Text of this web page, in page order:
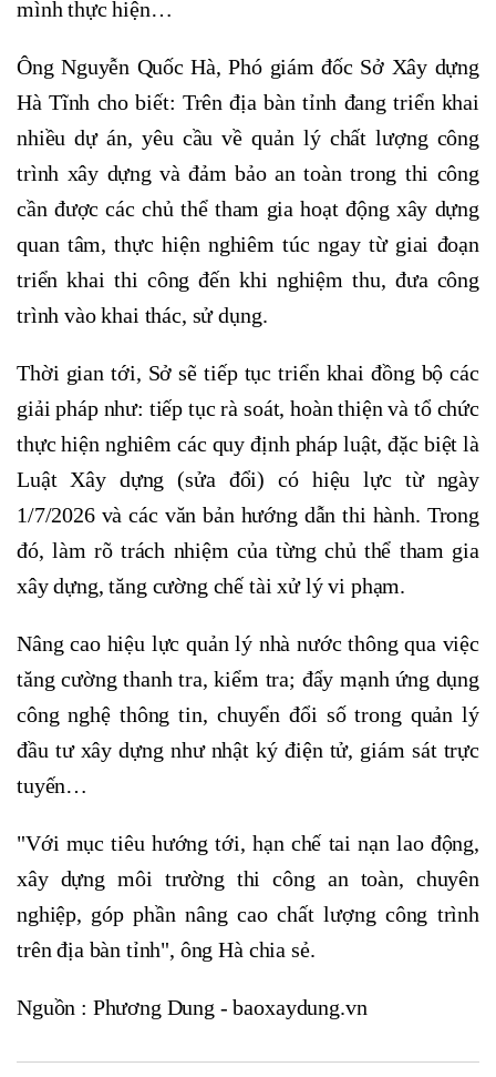
mình thực hiện…
Ông Nguyễn Quốc Hà, Phó giám đốc Sở Xây dựng
Hà Tĩnh cho biết: Trên địa bàn tỉnh đang triển khai
nhiều dự án, yêu cầu về quản lý chất lượng công
trình xây dựng và đảm bảo an toàn trong thi công
cần được các chủ thể tham gia hoạt động xây dựng
quan tâm, thực hiện nghiêm túc ngay từ giai đoạn
triển khai thi công đến khi nghiệm thu, đưa công
trình vào khai thác, sử dụng.
Thời gian tới, Sở sẽ tiếp tục triển khai đồng bộ các
giải pháp như: tiếp tục rà soát, hoàn thiện và tổ chức
thực hiện nghiêm các quy định pháp luật, đặc biệt là
Luật Xây dựng (sửa đổi) có hiệu lực từ ngày
1/7/2026 và các văn bản hướng dẫn thi hành. Trong
đó, làm rõ trách nhiệm của từng chủ thể tham gia
xây dựng, tăng cường chế tài xử lý vi phạm.
Nâng cao hiệu lực quản lý nhà nước thông qua việc
tăng cường thanh tra, kiểm tra; đẩy mạnh ứng dụng
công nghệ thông tin, chuyển đổi số trong quản lý
đầu tư xây dựng như nhật ký điện tử, giám sát trực
tuyến…
"Với mục tiêu hướng tới, hạn chế tai nạn lao động,
xây dựng môi trường thi công an toàn, chuyên
nghiệp, góp phần nâng cao chất lượng công trình
trên địa bàn tỉnh", ông Hà chia sẻ.
Nguồn : Phương Dung - baoxaydung.vn